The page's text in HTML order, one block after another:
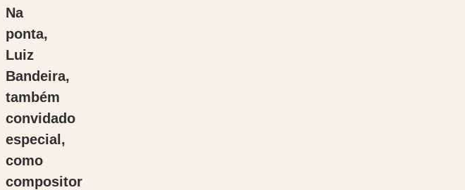
Na
ponta,
Luiz
Bandeira,
também
convidado
especial,
como
compositor